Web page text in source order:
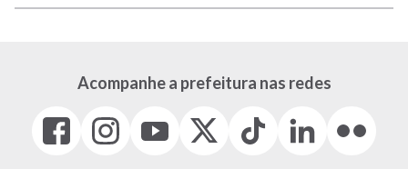
Acompanhe a prefeitura nas redes
Facebook
(link
Instagram
(link
(link
(Antigo
Tiktok
(link
LinkedIn
(link
(link